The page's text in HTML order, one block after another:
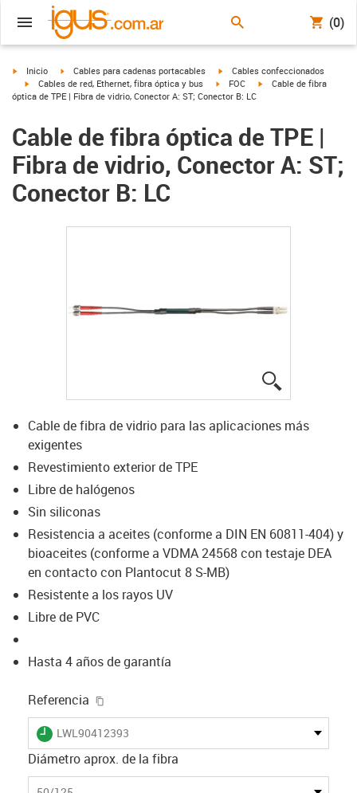
(0)
igus-icon-arrow-right
Inicio igus-icon-arrow-right
Cables para cadenas portacables igus-icon-arrow-right
Cables confeccionados
igus-icon-arrow-right
Cables de red, Ethernet, fibra óptica y bus igus-icon-arrow-right
FOC igus-icon-arrow-right
Cable de fibra
óptica de TPE | Fibra de vidrio, Conector A: ST; Conector B: LC
Cable de fibra óptica de TPE |
Fibra de vidrio, Conector A: ST;
Conector B: LC
Cable de fibra de vidrio para las aplicaciones más
exigentes
Revestimiento exterior de TPE
Libre de halógenos
Sin siliconas
Resistencia a aceites (conforme a DIN EN 60811-404) y
bioaceites (conforme a VDMA 24568 con testaje DEA
en contacto con Plantocut 8 S-MB)
Resistente a los rayos UV
Libre de PVC
Hasta 4 años de garantía
Referencia
igus-icon-lieferzeit
LWL90412393
Diámetro aprox. de la fibra